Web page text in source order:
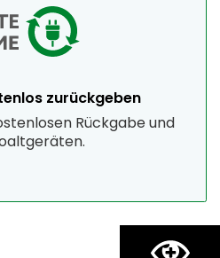
zurückgeben
Rückgabe und